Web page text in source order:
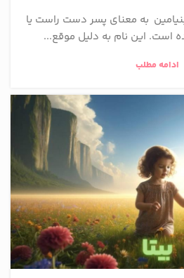
به معنای پسر دست راست یا
است. این نام به دلیل موقع...
ادامه مطلب